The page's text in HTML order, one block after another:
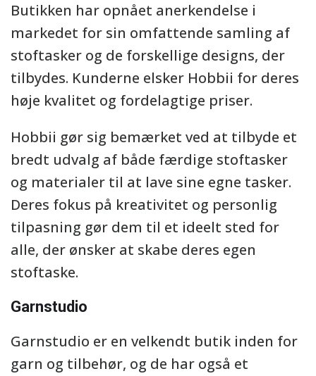
Butikken har opnået anerkendelse i
markedet for sin omfattende samling af
stoftasker og de forskellige designs, der
tilbydes. Kunderne elsker Hobbii for deres
høje kvalitet og fordelagtige priser.
Hobbii gør sig bemærket ved at tilbyde et
bredt udvalg af både færdige stoftasker
og materialer til at lave sine egne tasker.
Deres fokus på kreativitet og personlig
tilpasning gør dem til et ideelt sted for
alle, der ønsker at skabe deres egen
stoftaske.
Garnstudio
Garnstudio er en velkendt butik inden for
garn og tilbehør, og de har også et